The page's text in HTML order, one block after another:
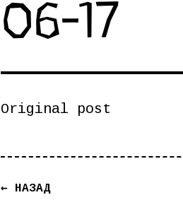
06-17
Original post
← НАЗАД